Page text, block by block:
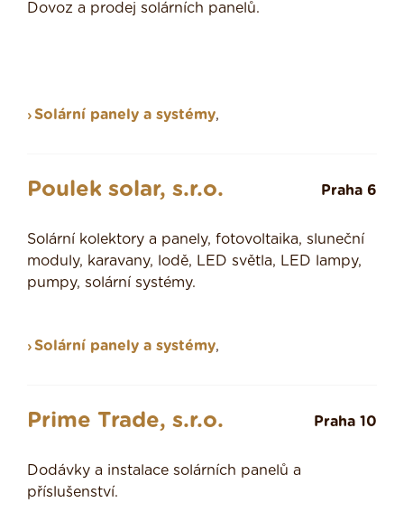
Dovoz a prodej solárních panelů.
Solární panely a systémy,
Poulek solar, s.r.o. Praha 6
Solární kolektory a panely, fotovoltaika, sluneční
moduly, karavany, lodě, LED světla, LED lampy,
pumpy, solární systémy.
Solární panely a systémy,
Prime Trade, s.r.o. Praha 10
Dodávky a instalace solárních panelů a
příslušenství.